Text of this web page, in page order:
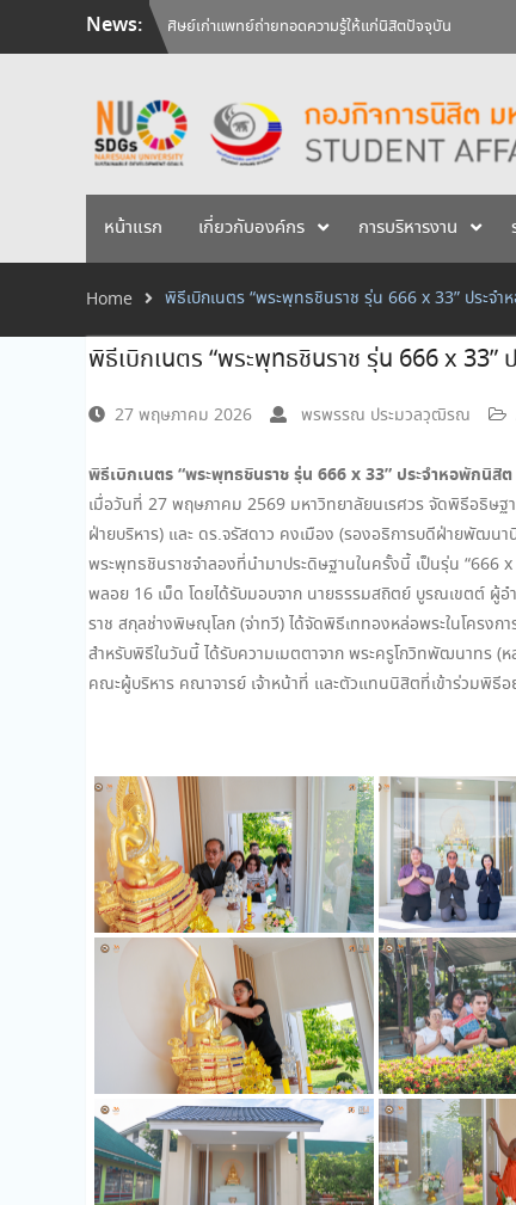
News:
ศิษย์เก่าแพทย์ถ่ายทอดความรู้ให้แก่นิสิตปัจจุบัน
วันคล้ายวันสถาปนามหาวิทยาลัยนเรศวร ครบรอบ 36 ปี
หน้าแรก เกี่ยวกับองค์กร การบริหารงาน
Home พิธีเบิกเนตร “พระพุทธชินราช รุ่น 666 x 33” ประจ
พิธีเบิกเนตร “พระพุทธชินราช รุ่น 666 x 33”
27 พฤษภาคม 2026 พรพรรณ ประมวลวุฒิรณ
พิธีเบิกเนตร “พระพุทธชินราช รุ่น 666 x 33” ประจำหอพักนิสิ
เมื่อวันที่ 27 พฤษภาคม 2569 มหาวิทยาลัยนเรศวร จัดพิธีอธิษ
ฝ่ายบริหาร) และ ดร.จรัสดาว คงเมือง (รองอธิการบดีฝ่ายพัฒ
พระพุทธชินราชจำลองที่นำมาประดิษฐานในครั้งนี้ เป็นรุ่น
พลอย 16 เม็ด โดยได้รับมอบจาก นายธรรมสถิตย์ บูรณเขตต์ ผู้
ราช สกุลช่างพิษณุโลก (จ่าทวี) ได้จัดพิธีเททองหล่อพระในโครง
สำหรับพิธีในวันนี้ ได้รับความเมตตาจาก พระครูโกวิทพัฒนาทร (
คณะผู้บริหาร คณาจารย์ เจ้าหน้าที่ และตัวแทนนิสิตที่เข้าร่วมพิธี